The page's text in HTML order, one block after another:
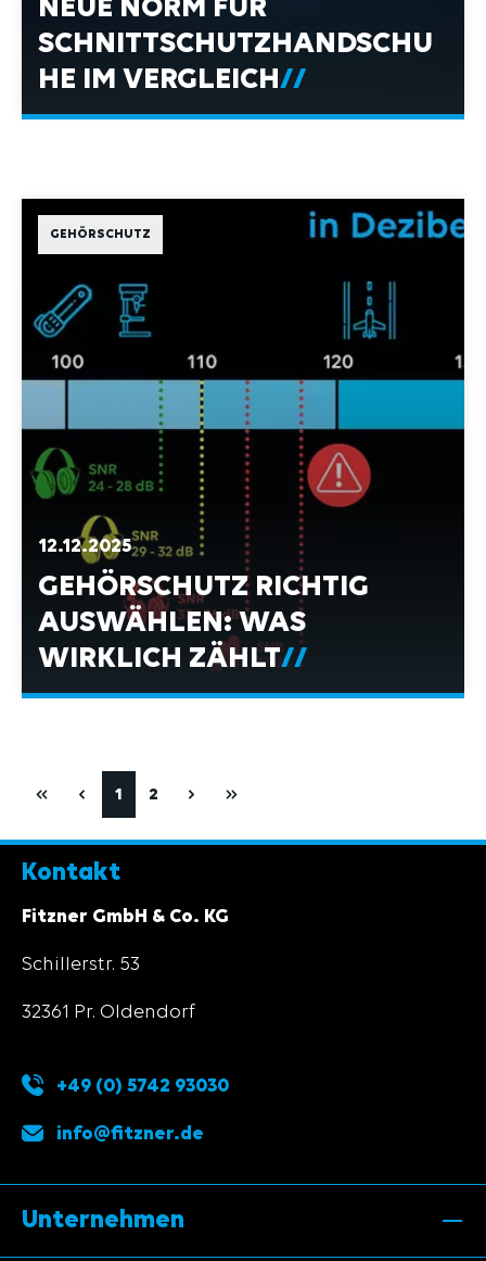
SCHNITTSCHUTZHANDSCHU
HE IM VERGLEICH
12.12.2025
GEHÖRSCHUTZ RICHTIG
AUSWÄHLEN: WAS
WIRKLICH ZÄHLT
Kontakt
Fitzner GmbH & Co. KG
Unternehmen